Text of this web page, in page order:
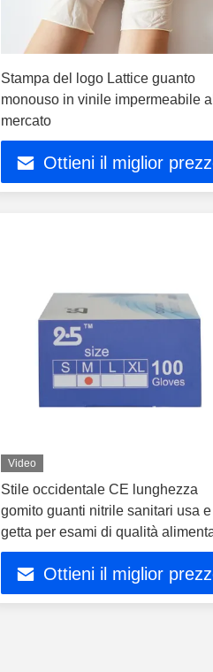
Stampa del logo Lattice guanto
monouso in vinile impermeabile al
mercato
Ottieni il miglior
Video
Stile occidentale CE lunghezza
gomito guanti nitrile sanitari usa e
getta per esami di qualità
Ottieni il miglior